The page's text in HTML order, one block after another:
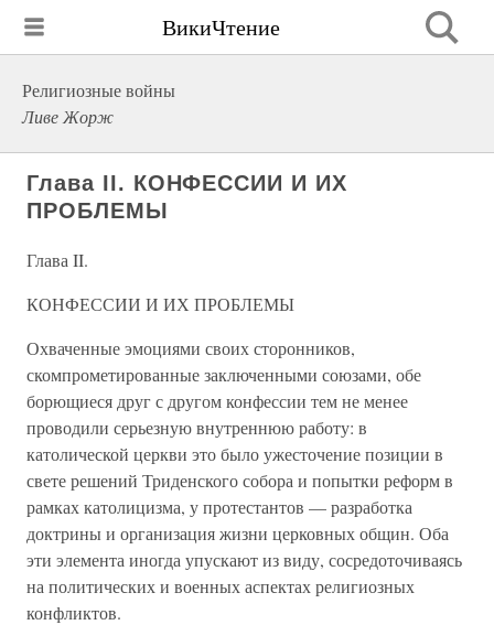
ВикиЧтение
Религиозные войны
Ливе Жорж
Глава II. КОНФЕССИИ И ИХ
ПРОБЛЕМЫ
Глава II.
КОНФЕССИИ И ИХ ПРОБЛЕМЫ
Охваченные эмоциями своих сторонников,
скомпрометированные заключенными союзами, обе
борющиеся друг с другом конфессии тем не менее
проводили серьезную внутреннюю работу: в
католической церкви это было ужесточение позиции в
свете решений Триденского собора и попытки реформ в
рамках католицизма, у протестантов — разработка
доктрины и организация жизни церковных общин. Оба
эти элемента иногда упускают из виду, сосредоточиваясь
на политических и военных аспектах религиозных
конфликтов.